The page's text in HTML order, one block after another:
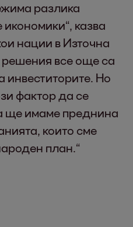
разлика
казва
нации в Източна
решения все още са
инвеститорите. Но
фактор да се
ще имаме преднина
които сме
план.“